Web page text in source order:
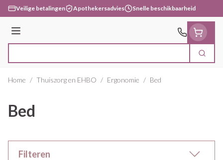
Ga naar de inhoud
Veilige betalingen Apothekersadvies Snelle beschikbaarheid
Menu
Zoek
Home / Thuiszorg en EHBO / Ergonomie / Bed
Bed
Filteren